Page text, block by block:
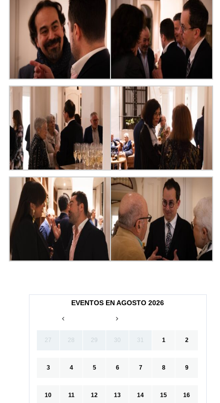
EVENTOS EN AGOSTO 2026
27 28 29 30 31 1 2
3 4 5 6 7 8 9
10 11 12 13 14 15 16